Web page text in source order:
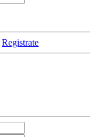
Registrate